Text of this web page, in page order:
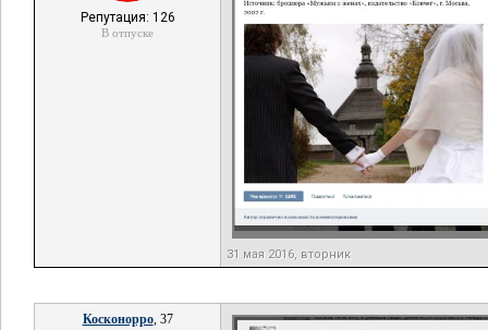
Репутация: 126
В отпуске
31 мая 2016, вторник
Косконорро, 37